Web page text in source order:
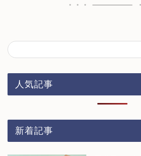
人気記事
新着記事